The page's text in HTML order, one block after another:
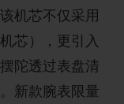
机芯不仅采用
芯），更引入
陀透过表盘清
新款腕表限量
联系我们